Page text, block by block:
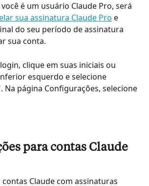
é um usuário Claude Pro, será
sua assinatura Claude Pro e
do seu período de assinatura
sua conta.
clique em suas iniciais ou
esquerdo e selecione
Na página Configurações, selecione
para contas Claude
Claude com assinaturas